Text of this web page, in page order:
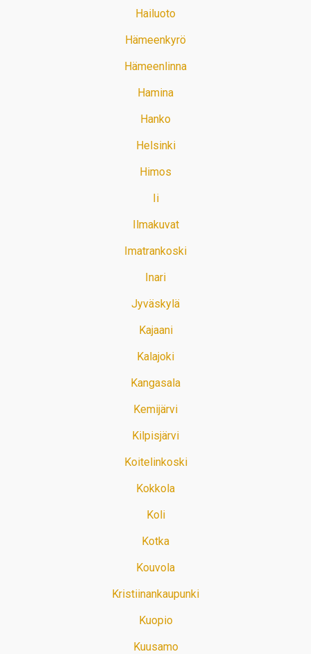
Hailuoto
Hämeenkyrö
Hämeenlinna
Hamina
Hanko
Helsinki
Himos
Ii
Ilmakuvat
Imatrankoski
Inari
Jyväskylä
Kajaani
Kalajoki
Kangasala
Kemijärvi
Kilpisjärvi
Koitelinkoski
Kokkola
Koli
Kotka
Kouvola
Kristiinankaupunki
Kuopio
Kuusamo